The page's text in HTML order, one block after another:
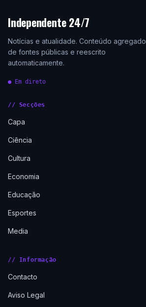
Independente 24/7
Notícias e atualidade. Conteúdo agregado
de fontes públicas e reescrito
automaticamente.
● Em direto
// Secções
Capa
Ciência
Cultura
Economia
Educação
Esportes
Media
// Informação
Contacto
Aviso Legal